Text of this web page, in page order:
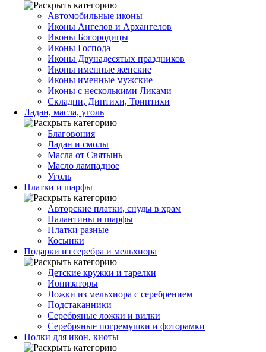
Автомобильные иконы
Иконы Ангелов и Архангелов
Иконы Богородицы
Иконы Господа
Иконы Двунадесятых праздников
Иконы именные женские
Иконы именные мужские
Иконы с несколькими Ликами
Складни, Диптихи, Триптихи
Ладан, масла, уголь
Благовония
Ладан и смолы
Масла от Святынь
Масло лампадное
Уголь
Платки и шарфы
Авторские платки, снуды в храм
Палантины и шарфы
Платки разные
Косынки
Подарки из серебра и мельхиора
Детские кружки и тарелки
Ионизаторы
Ложки из мельхиора с серебрением
Подстаканники
Серебряные ложки и вилки
Серебряные погремушки и фоторамки
Полки для икон, киоты